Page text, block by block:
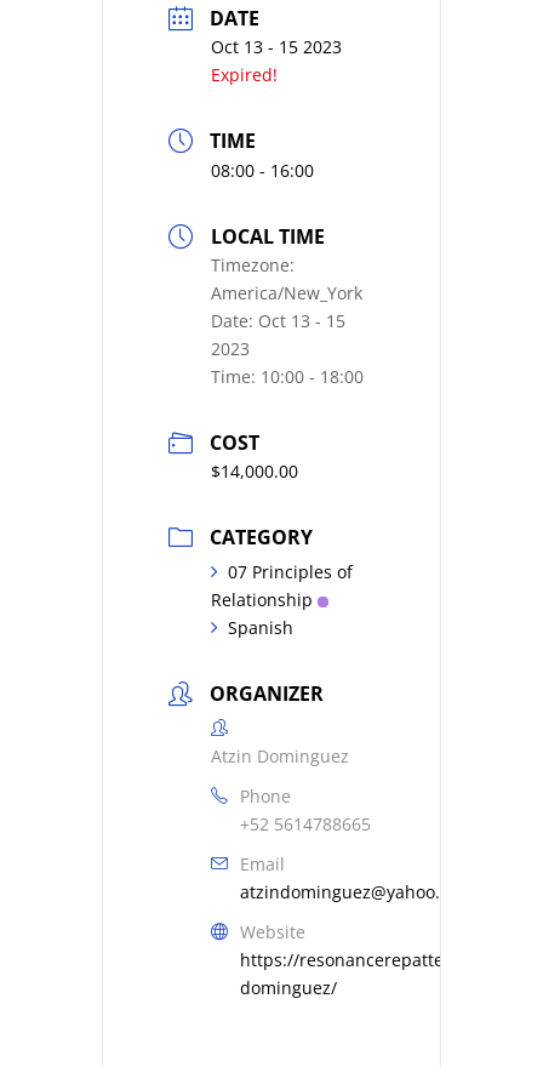
DATE
Oct 13 - 15 2023
Expired!
TIME
08:00 - 16:00
LOCAL TIME
Timezone:
America/New_York
Date: Oct 13 - 15
2023
Time: 10:00 - 18:00
COST
$14,000.00
CATEGORY
07 Principles of
Relationship
Spanish
ORGANIZER
Atzin Dominguez
Phone
+52 5614788665
Email
atzindominguez@yahoo.com.mx
Website
https://resonancerepatterning.com/
dominguez/